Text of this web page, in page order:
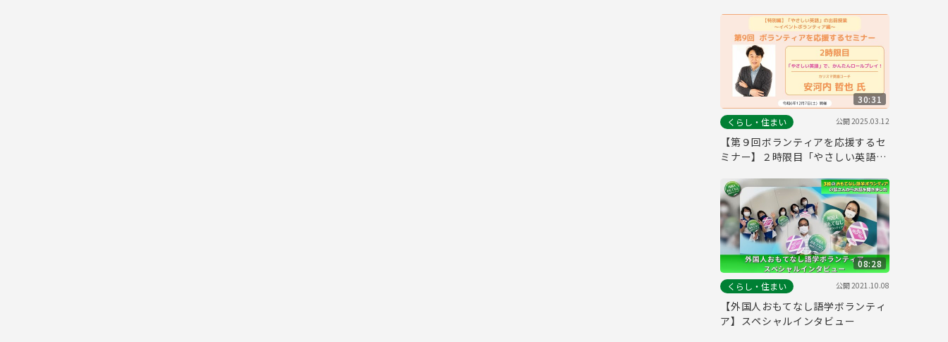
30:31
くらし・住まい
公開2025.03.12
【第９回ボランティアを応援するセ
ミナー】２時限目「やさしい英語」
08:28
くらし・住まい
公開2021.10.08
【外国人おもてなし語学ボランティ
ア】スペシャルインタビュー